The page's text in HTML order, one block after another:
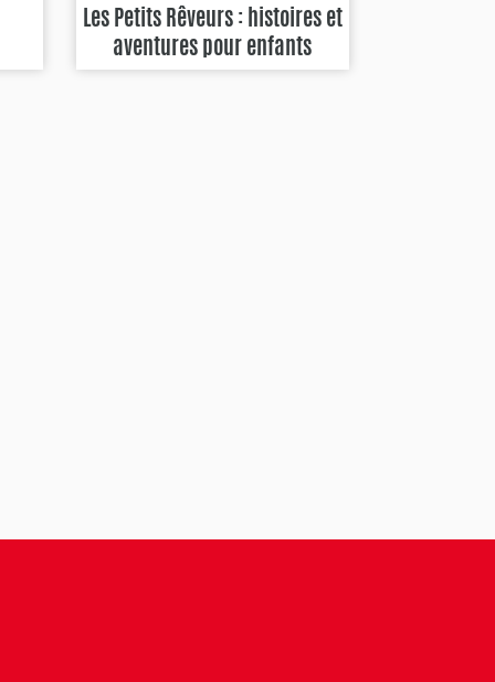
Les Petits Rêveurs : histoires et
aventures pour enfants